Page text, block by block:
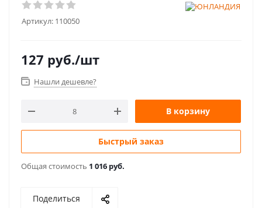
Артикул: 110050
127 руб./шт
Нашли дешевле?
В корзину
Быстрый заказ
Общая стоимость 1 016 руб.
Поделиться